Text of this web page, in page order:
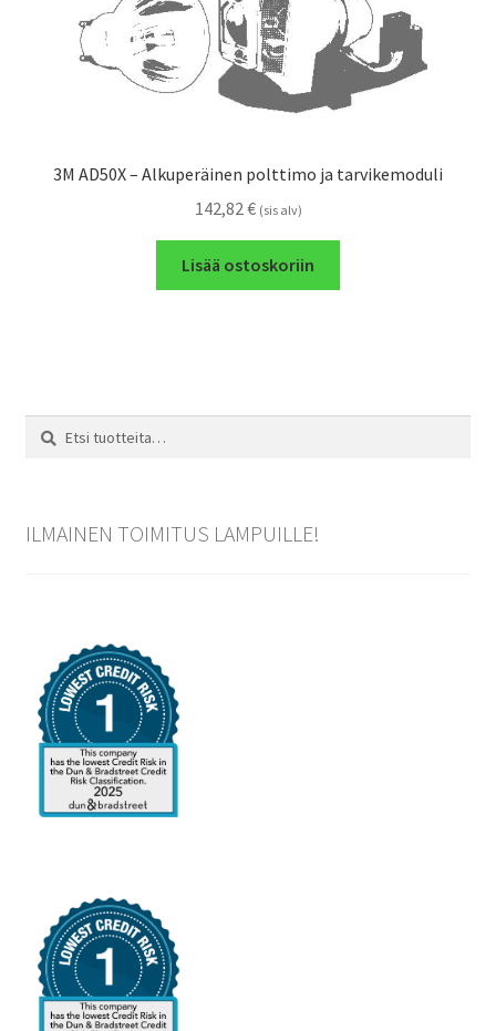
3M AD50X – Alkuperäinen polttimo ja tarvikemoduli
142,82 € (sis alv)
Lisää ostoskoriin
Etsi:
Haku
ILMAINEN TOIMITUS LAMPUILLE!